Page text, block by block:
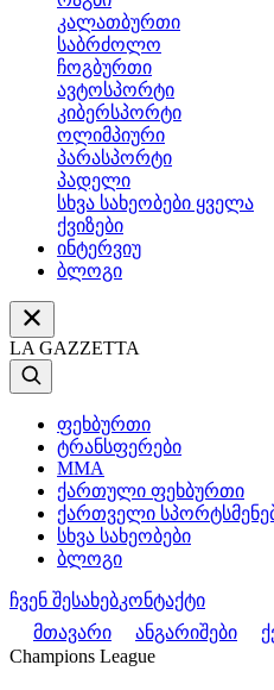
კალათბურთი
საბრძოლო
ჩოგბურთი
ავტოსპორტი
კიბერსპორტი
ოლიმპიური
პარასპორტი
პადელი
სხვა სახეობები ყველა
ქვიზები
ინტერვიუ
ბლოგი
LA GAZZETTA
ფეხბურთი
ტრანსფერები
MMA
ქართული ფეხბურთი
ქართველი
სხვა სახეობები
ბლოგი
ჩვენ შესახებკონტაქტი
მთავარი
ანგარიშები
Champions League